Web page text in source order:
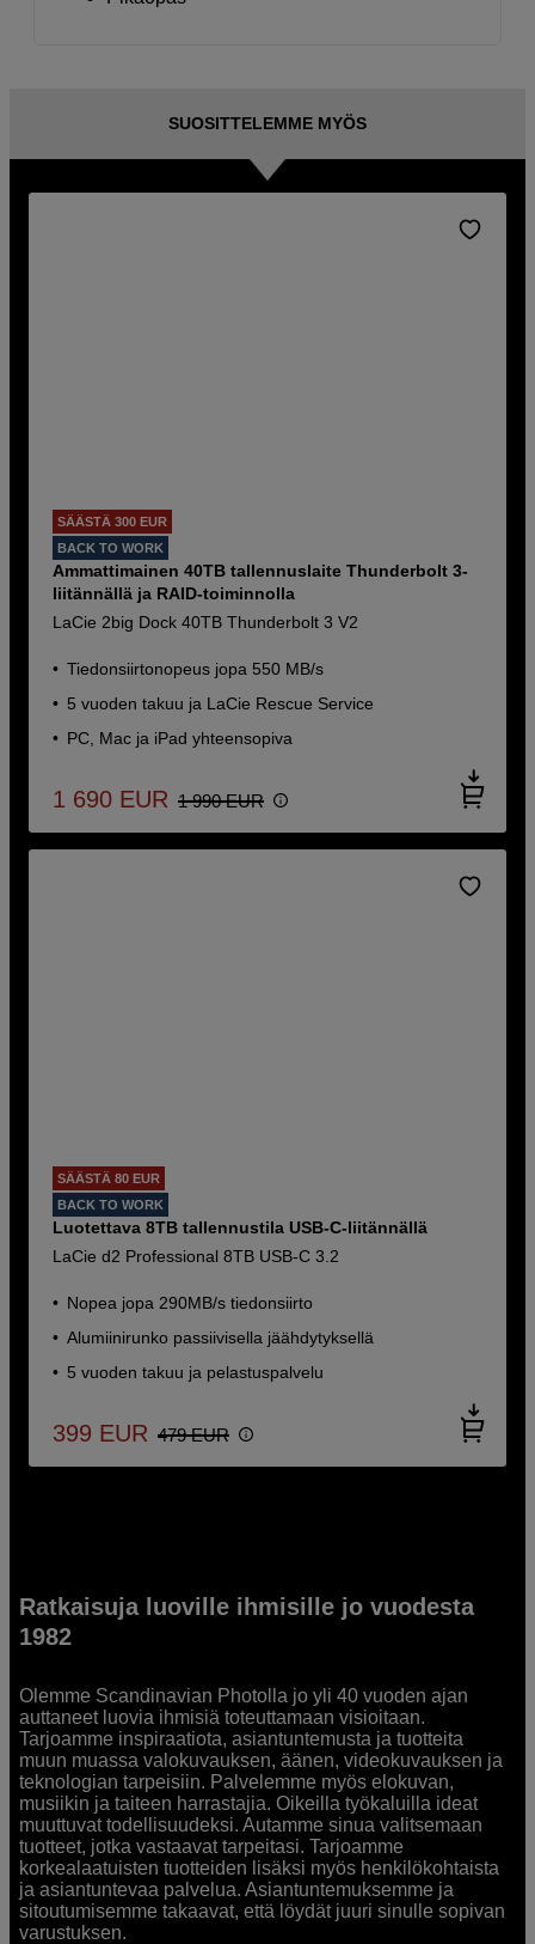
SUOSITTELEMME MYÖS
SÄÄSTÄ 300 EUR
BACK TO WORK
Ammattimainen 40TB tallennuslaite Thunderbolt 3-
liitännällä ja RAID-toiminnolla
LaCie 2big Dock 40TB Thunderbolt 3 V2
Tiedonsiirtonopeus jopa 550 MB/s
5 vuoden takuu ja LaCie Rescue Service
PC, Mac ja iPad yhteensopiva
1 690 EUR 1 990 EUR
SÄÄSTÄ 80 EUR
BACK TO WORK
Luotettava 8TB tallennustila USB-C-liitännällä
LaCie d2 Professional 8TB USB-C 3.2
Nopea jopa 290MB/s tiedonsiirto
Alumiinirunko passiivisella jäähdytyksellä
5 vuoden takuu ja pelastuspalvelu
399 EUR 479 EUR
Ratkaisuja luoville ihmisille jo vuodesta
1982
Olemme Scandinavian Photolla jo yli 40 vuoden ajan
auttaneet luovia ihmisiä toteuttamaan visioitaan.
Tarjoamme inspiraatiota, asiantuntemusta ja tuotteita
muun muassa valokuvauksen, äänen, videokuvauksen ja
teknologian tarpeisiin. Palvelemme myös elokuvan,
musiikin ja taiteen harrastajia. Oikeilla työkaluilla ideat
muuttuvat todellisuudeksi. Autamme sinua valitsemaan
tuotteet, jotka vastaavat tarpeitasi. Tarjoamme
korkealaatuisten tuotteiden lisäksi myös henkilökohtaista
ja asiantuntevaa palvelua. Asiantuntemuksemme ja
sitoutumisemme takaavat, että löydät juuri sinulle sopivan
varustuksen.